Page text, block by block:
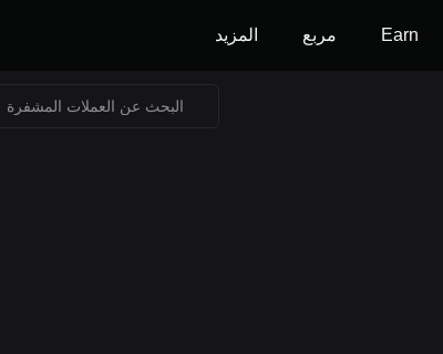
Earn مربع المزيد